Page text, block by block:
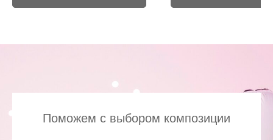
Поможем с выбором композиции